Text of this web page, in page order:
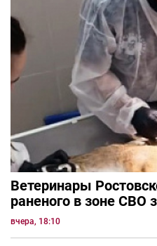
Ветеринары
раненого в зоне СВО
вчера, 18:10